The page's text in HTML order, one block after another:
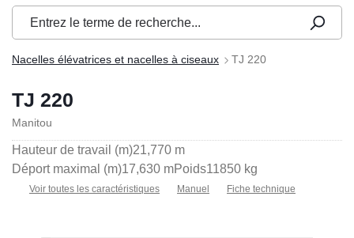
Nacelles élévatrices et nacelles à ciseaux TJ 220
TJ 220
Manitou
Hauteur de travail (m)21,770 m
Déport maximal (m)17,630 mPoids11850 kg
Voir toutes les caractéristiques Manuel Fiche technique